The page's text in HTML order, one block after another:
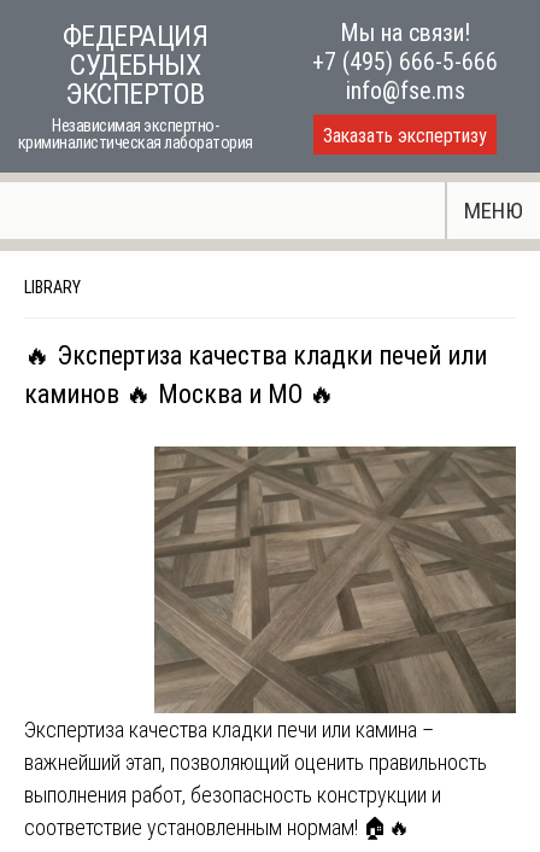
ФЕДЕРАЦИЯ
СУДЕБНЫХ
ЭКСПЕРТОВ
Независимая экспертно-
криминалистическая лаборатория
Мы на связи!
+7 (495) 666-5-666
info@fse.ms
Заказать экспертизу
МЕНЮ
LIBRARY
🔥 Экспертиза качества кладки печей или
каминов 🔥 Москва и МО 🔥
Экспертиза качества кладки печи или камина –
важнейший этап, позволяющий оценить правильность
выполнения работ, безопасность конструкции и
соответствие установленным нормам! 🏠🔥